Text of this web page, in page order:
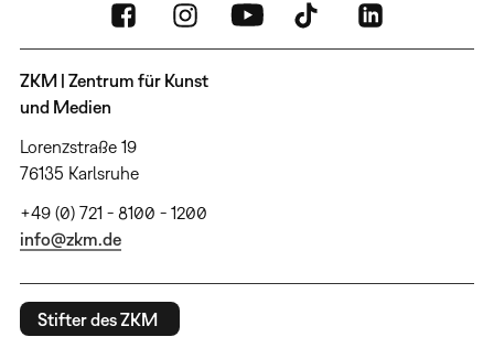
ZKM | Zentrum für Kunst
und Medien
Lorenzstraße 19
76135 Karlsruhe
+49 (0) 721 - 8100 - 1200
info@zkm.de
Stifter des ZKM